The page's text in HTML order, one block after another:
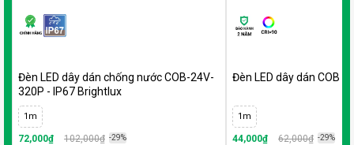
Đèn LED dây dán chống nước COB-24V-
320P - IP67 Brightlux
1m
72,000₫ 102,000₫ -29%
Đèn LED dây dán COB
1m
44,000₫ 62,000₫ -29%